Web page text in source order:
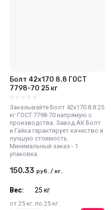
Болт 42х170 8.8 ГОСТ
7798-70 25 кг
Заказывайте Болт 42х170 8.8 25
кг ГОСТ 7798-70 напрямую с
производства. Завод АК Болт
и Гайка гарантирует качество и
лучшую стоимость.
Минимальный заказ - 1
упаковка.
150.33 руб. / кг.
Вес: 25 кг
от 25 кг. по 25 кг.